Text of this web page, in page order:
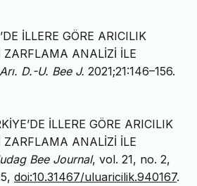
İLLERE GÖRE ARICILIK
ZARFLAMA ANALİZİ İLE
D.-U. Bee J. 2021;21:146–156.
İLLERE GÖRE ARICILIK
ZARFLAMA ANALİZİ İLE
Bee Journal, vol. 21, no. 2,
doi:10.31467/uluaricilik.940167.